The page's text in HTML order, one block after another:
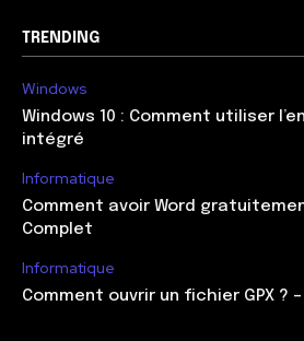
TRENDING
Windows
Windows 10 : Comment utiliser
intégré
Informatique
Comment avoir Word
Complet
Informatique
Comment ouvrir un fichier GPX ?